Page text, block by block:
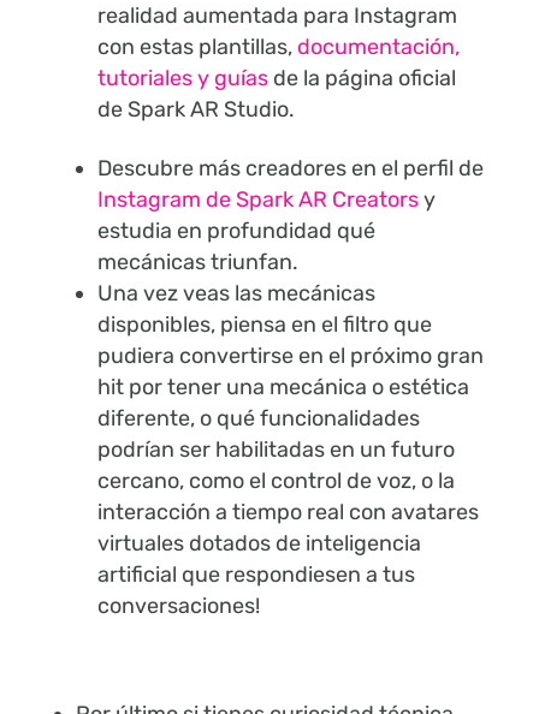
realidad aumentada para Instagram
con estas plantillas, documentación,
tutoriales y guíasde la página oficial
de Spark AR Studio.
Descubre más creadores en el perfil de
Instagram de Spark AR Creatorsy
estudia en profundidad qué
mecánicas triunfan.
Una vez veas las mecánicas
disponibles, piensa en el filtro que
pudiera convertirse en el próximo gran
hit por tener una mecánica o estética
diferente, o qué funcionalidades
podrían ser habilitadas en un futuro
cercano, como el control de voz, o la
interacción a tiempo real con avatares
virtuales dotados de inteligencia
artificial que respondiesen a tus
conversaciones!